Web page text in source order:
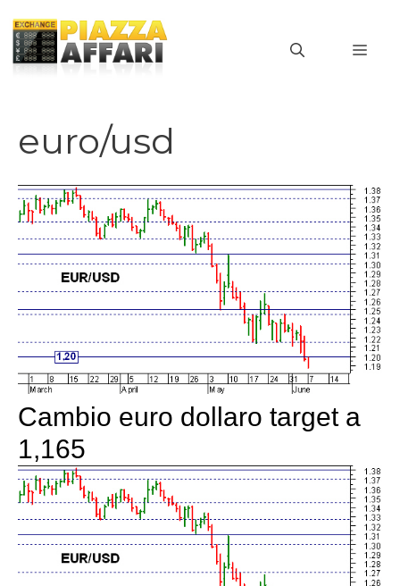
contenuto
euro/usd
Cambio euro dollaro target a
1,165